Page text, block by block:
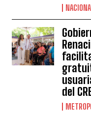
del